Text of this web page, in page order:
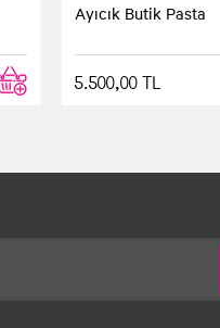
Ayıcık Butik Pasta
5.500,00 TL